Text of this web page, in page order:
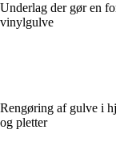
Underlag der gør en
vinylgulve
Rengøring af gulve i
og pletter